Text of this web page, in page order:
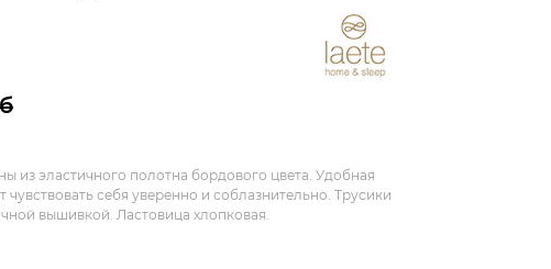
из эластичного полотна бордового цвета. Удобная
себя уверенно и соблазнительно. Трусики
вышивкой. Ластовица хлопковая.